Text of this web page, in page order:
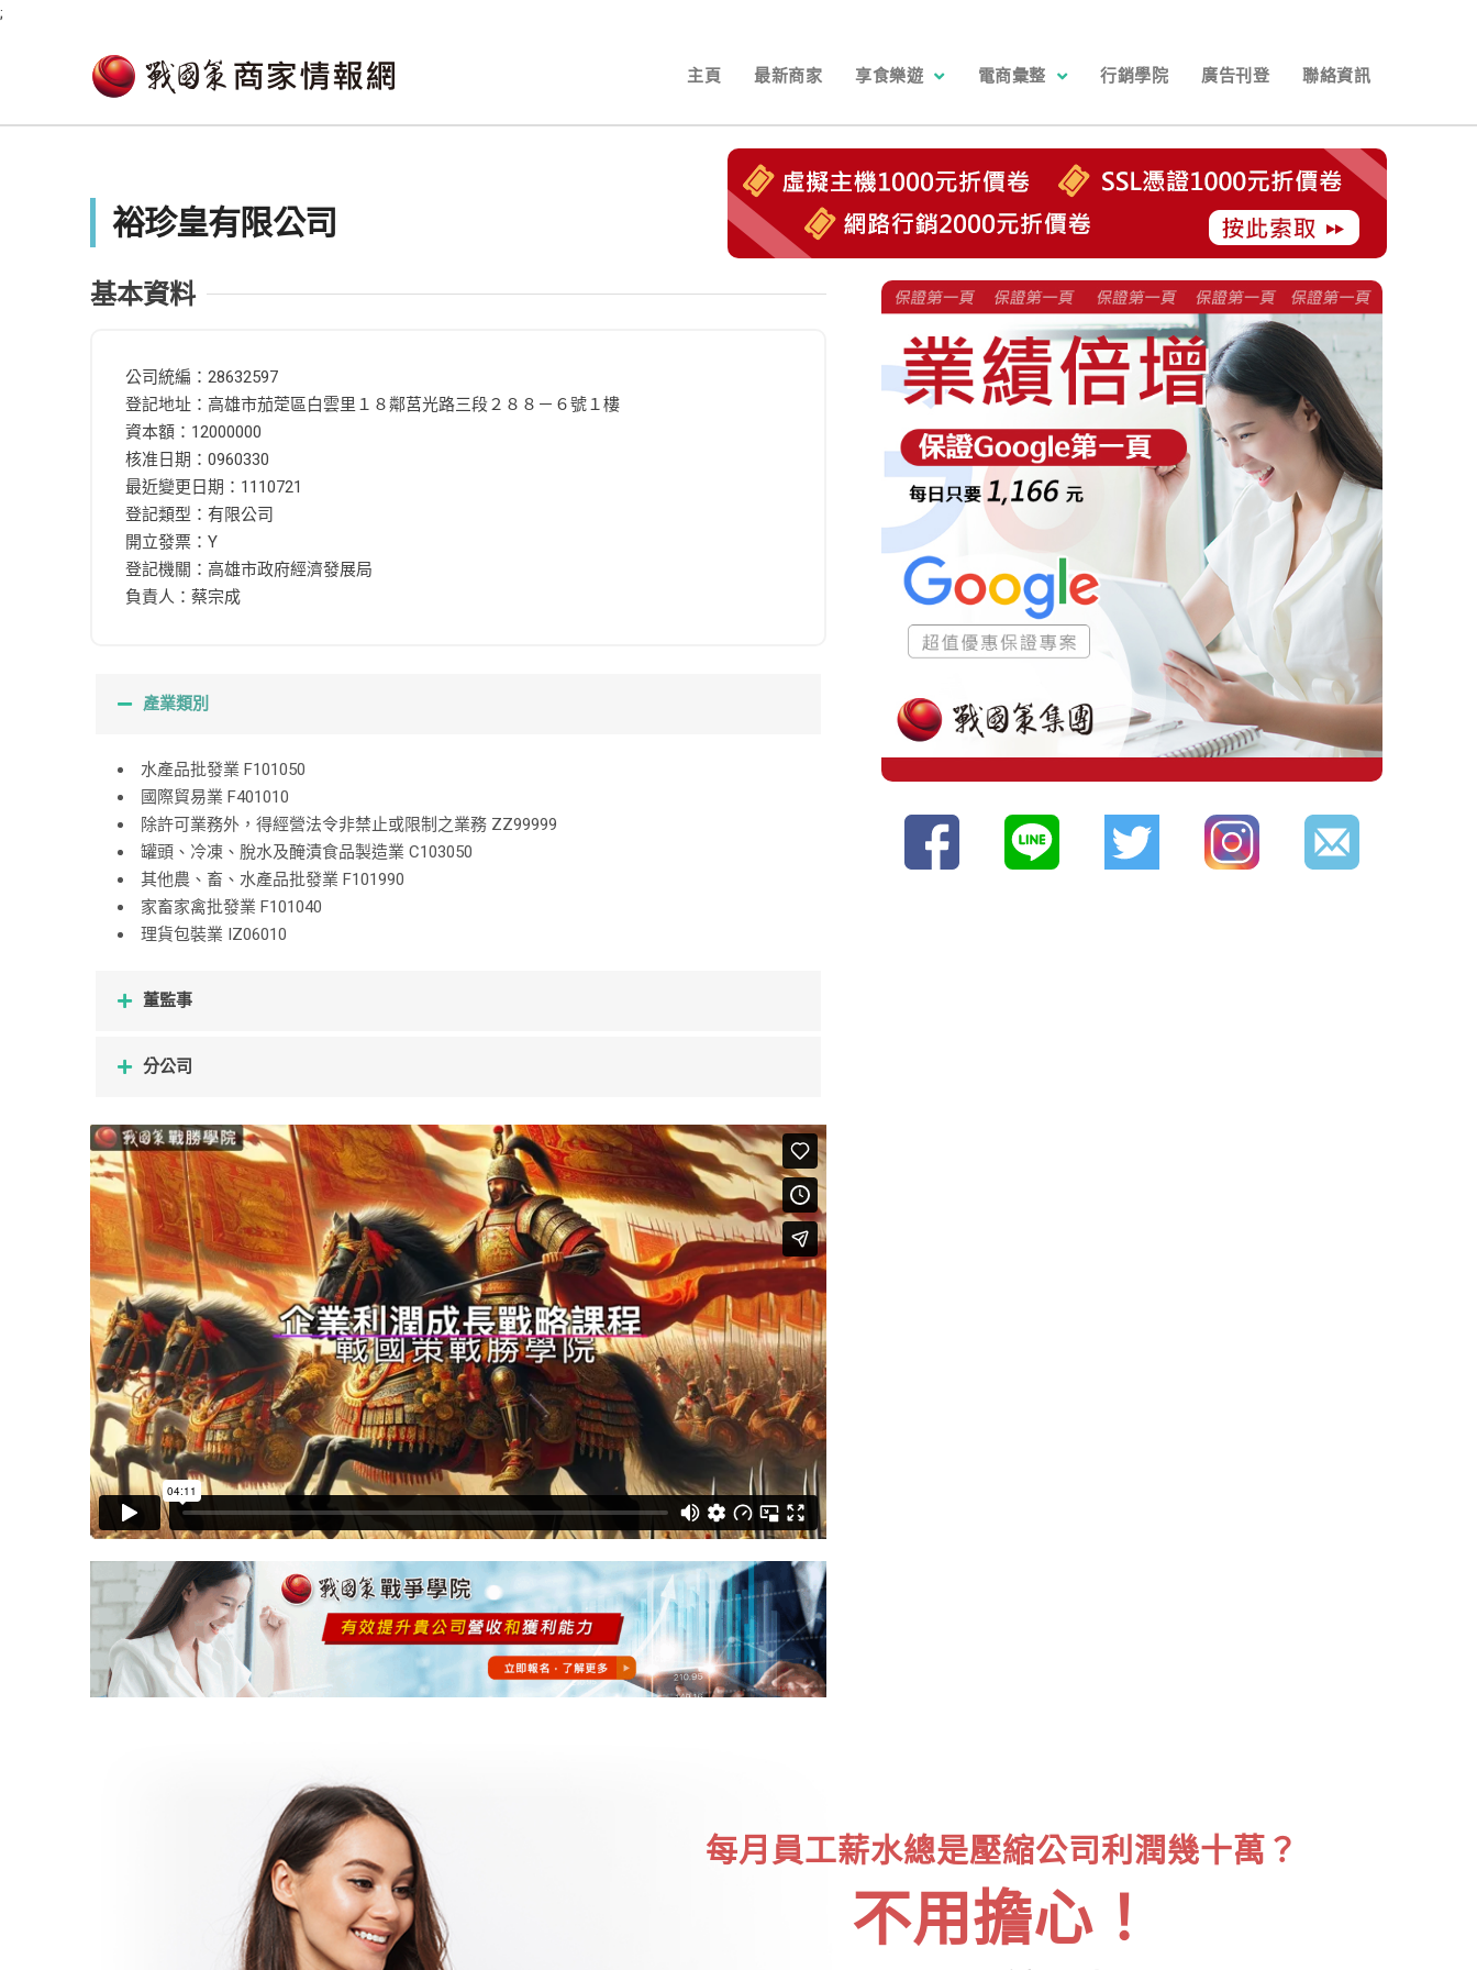
;
主頁 最新商家 享食樂遊 電商彙整 行銷學院 廣告刊登 聯絡資訊
裕珍皇有限公司
基本資料
公司統編：28632597
登記地址：高雄市茄萣區白雲里１８鄰莒光路三段２８８－６號１樓
資本額：12000000
核准日期：0960330
最近變更日期：1110721
登記類型：有限公司
開立發票：Y
登記機關：高雄市政府經濟發展局
負責人：蔡宗成
產業類別
水產品批發業 F101050
國際貿易業 F401010
除許可業務外，得經營法令非禁止或限制之業務 ZZ99999
罐頭、冷凍、脫水及醃漬食品製造業 C103050
其他農、畜、水產品批發業 F101990
家畜家禽批發業 F101040
理貨包裝業 IZ06010
董監事
分公司
每月員工薪水總是壓縮公司利潤幾十萬？
不用擔心！